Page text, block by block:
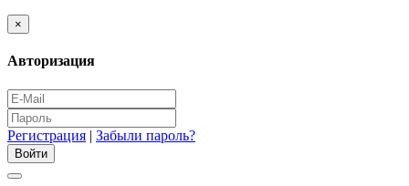
×
Авторизация
Регистрация | Забыли пароль?